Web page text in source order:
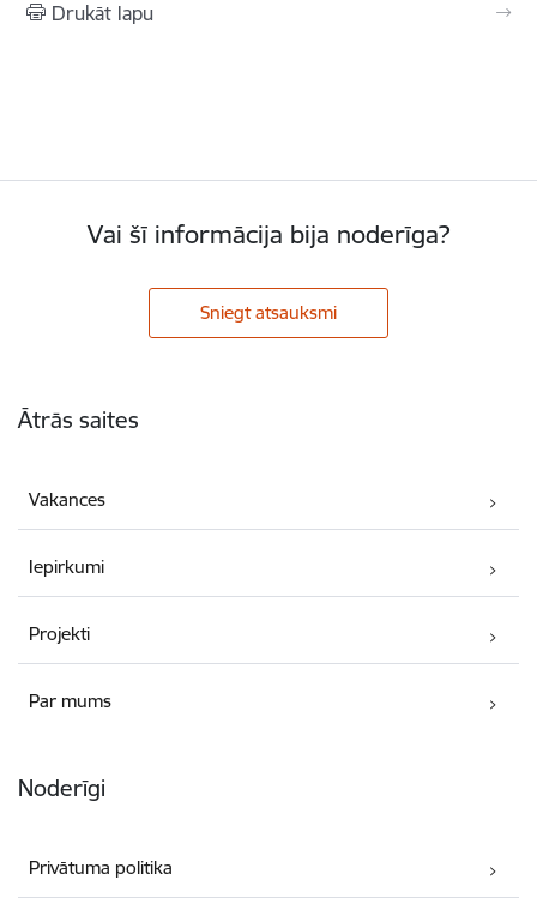
Drukāt lapu
Vai šī informācija bija noderīga?
Sniegt atsauksmi
Ātrās saites
Vakances
Iepirkumi
Projekti
Par mums
Noderīgi
Privātuma politika